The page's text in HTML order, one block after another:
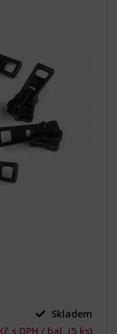
Skladem
s DPH / bal. (5 ks)